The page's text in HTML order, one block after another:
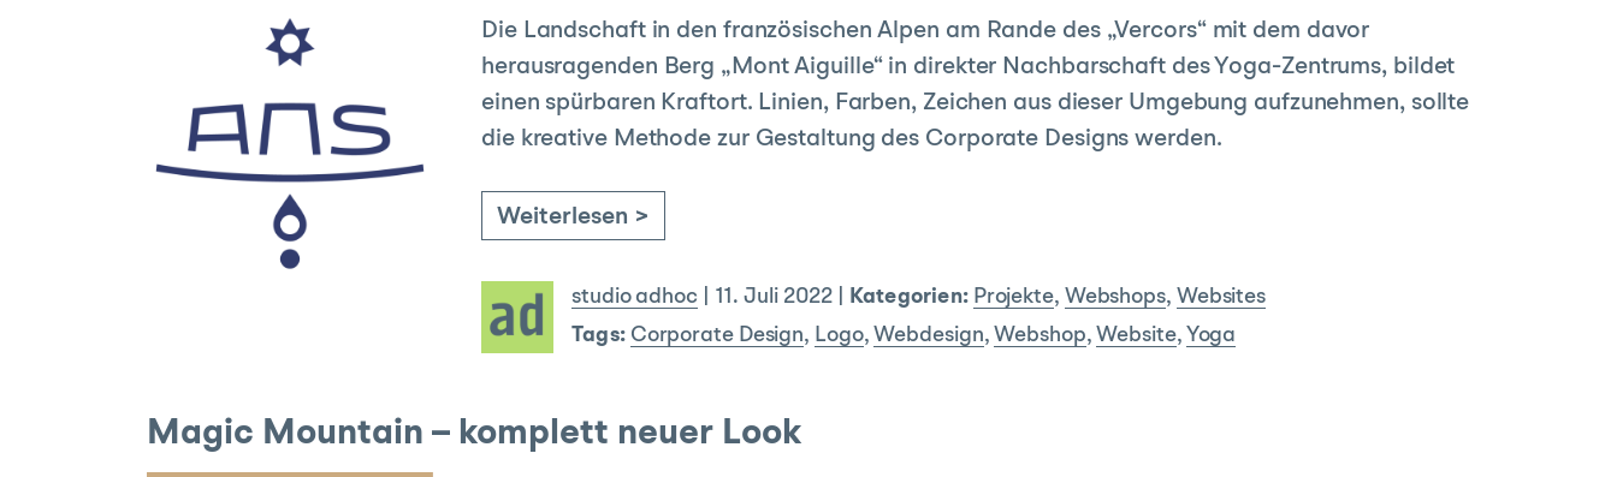
Die Landschaft in den französischen Alpen am Rande des „Vercors“ mit dem davor
herausragenden Berg „Mont Aiguille“ in direkter Nachbarschaft des Yoga-Zentrums, bildet
einen spürbaren Kraftort. Linien, Farben, Zeichen aus dieser Umgebung aufzunehmen, sollte
die kreative Methode zur Gestaltung des Corporate Designs werden.
Weiterlesen >
studio adhoc 11. Juli 2022 Kategorien: Projekte, Webshops, Websites
Tags: Corporate Design, Logo, Webdesign, Webshop, Website, Yoga
Magic Mountain – komplett neuer Look